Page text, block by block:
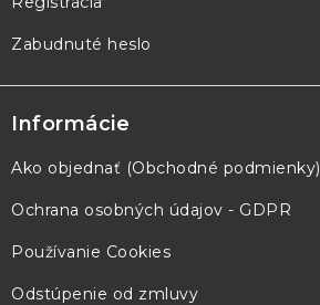
Zabudnuté heslo
Informácie
Ako objednať (Obchodné podmienky)
Ochrana osobných údajov - GDPR
Používanie Cookies
Odstúpenie od zmluvy